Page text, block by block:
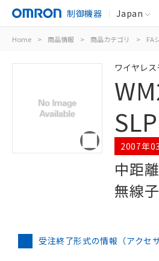
制御機器 Japan
Home > 商品情報 > 商品カテゴリ > FA
ワイヤレ
SLP
2007年
中距
無線
受注終了形式の情報（アクセ